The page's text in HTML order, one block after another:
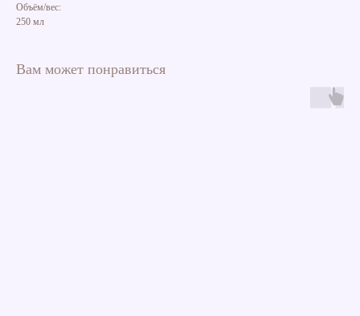
Объём/вес:
250 мл
Вам может понравиться